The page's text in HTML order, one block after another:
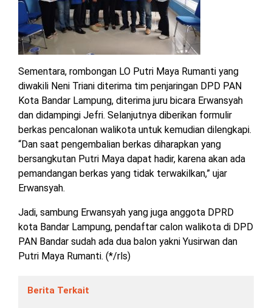
Sementara, rombongan LO Putri Maya Rumanti yang
diwakili Neni Triani diterima tim penjaringan DPD PAN
Kota Bandar Lampung, diterima juru bicara Erwansyah
dan didampingi Jefri. Selanjutnya diberikan formulir
berkas pencalonan walikota untuk kemudian dilengkapi.
“Dan saat pengembalian berkas diharapkan yang
bersangkutan Putri Maya dapat hadir, karena akan ada
pemandangan berkas yang tidak terwakilkan,” ujar
Erwansyah.
Jadi, sambung Erwansyah yang juga anggota DPRD
kota Bandar Lampung, pendaftar calon walikota di DPD
PAN Bandar sudah ada dua balon yakni Yusirwan dan
Putri Maya Rumanti. (*/rls)
Berita Terkait